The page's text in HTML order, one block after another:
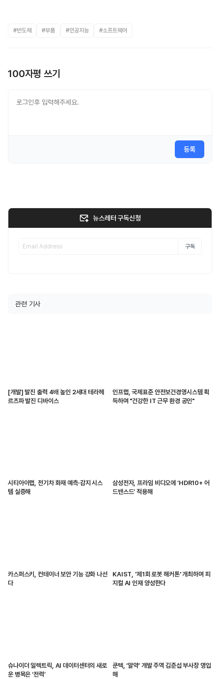
#반도체 #부품 #인공지능 #소프트웨어
100자평 쓰기
등록
뉴스레터 구독신청
구독
관련 기사
[개발] 발진 출력 4배 높인 2세대 테라헤
르츠파 발진 디바이스
인프랩, 국제표준 안전보건경영시스템 획
득하며 "건강한 IT 근무 환경 공인"
시티아이랩, 전기차 화재 예측·감지 시스
템 실증해
삼성전자, 프라임 비디오에 ‘HDR10+ 어
드밴스드’ 적용해
카스퍼스키, 컨테이너 보안 기능 강화 나선
다
KAIST, '제1회 로봇 해커톤' 개최하며 피
지컬 AI 인재 양성한다
슈나이더 일렉트릭, AI 데이터센터의 새로
운 병목은 ‘전력’
쿤텍, ‘알약’ 개발 주역 김준섭 부사장 영입
해